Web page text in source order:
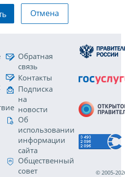
Отмена
Обратная
связь
Контакты
Подписка
на
новости
Об
использовании
информации
сайта
Общественный
совет
© 2005-